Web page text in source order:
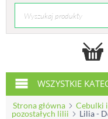
WSZYSTKIE
Strona główna Cebulki
pozostałych lilii
Lilia -